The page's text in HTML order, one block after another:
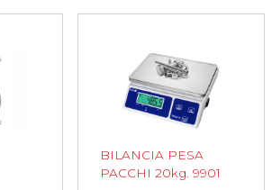
BILANCIA PESA
PACCHI 20kg. 9901